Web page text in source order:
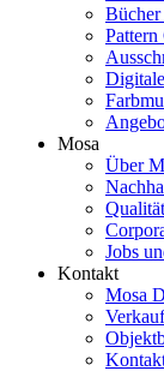
Bücher
Pattern
Mosa
Über
Jobs
Kontakt
Mosa